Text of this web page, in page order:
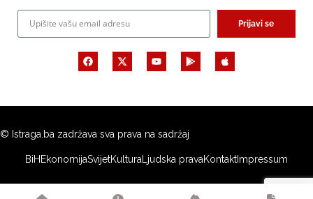
Prijavi se
© Istraga.ba zadržava sva prava na sadržaj
BiH EkonomijaSvijetKultura Ljudska pravaKontakt Impressum